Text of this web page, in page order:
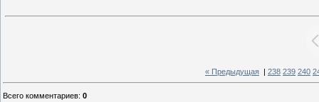
« Предыдущая 238 239 240
Всего комментариев: 0